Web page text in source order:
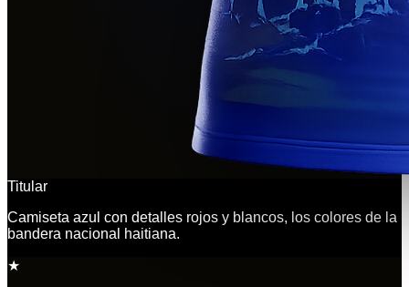
Titular
Camiseta azul con detalles rojos y blancos, los colores de la
bandera nacional haitiana.
★